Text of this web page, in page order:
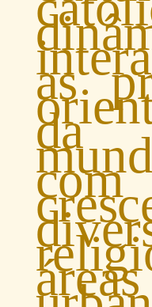
as
da
áreas